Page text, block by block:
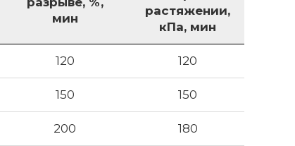
мин
растяжении,
кПа, мин
120 120
150 150
200 180